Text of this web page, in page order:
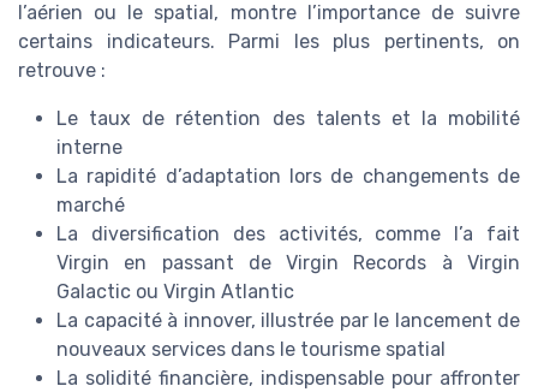
l’aérien ou le spatial, montre l’importance de suivre
certains indicateurs. Parmi les plus pertinents, on
retrouve :
Le taux de rétention des talents et la mobilité
interne
La rapidité d’adaptation lors de changements de
marché
La diversification des activités, comme l’a fait
Virgin en passant de Virgin Records à Virgin
Galactic ou Virgin Atlantic
La capacité à innover, illustrée par le lancement de
nouveaux services dans le tourisme spatial
La solidité financière, indispensable pour affronter